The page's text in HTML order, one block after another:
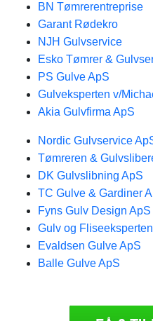
BN Tømrerentreprise
Garant Rødekro
NJH Gulvservice
Esko Tømrer &
PS Gulve ApS
Gulveksperten v/
Akia Gulvfirma ApS
Nordic Gulvservice
Tømreren &
DK Gulvslibning ApS
TC Gulve & Gardiner
Fyns Gulv Design ApS
Gulv og
Evaldsen Gulve ApS
Balle Gulve ApS